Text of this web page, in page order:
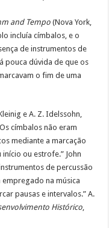
and Tempo (Nova York,
incluía címbalos, e o
de instrumentos de
pouca dúvida de que os
o fim de uma
e A. Z. Idelssohn,
címbalos não eram
mediante a marcação
ou estrofe.” John
de percussão
na música
pausas e intervalos.” A.
Histórico